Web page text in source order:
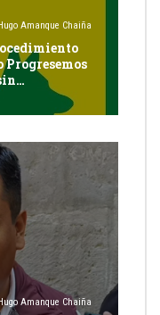
Amanque Chaiña
Amanque Chaiña